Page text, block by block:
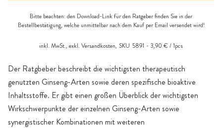
Der Ratgbeber beschreibt die wichtigsten therapeutisch
genutzten Ginseng-Arten sowie deren spezifische bioaktive
Inhaltsstoffe. Er gibt einen großen Überblick der wichtigsten
Wirkschwerpunkte der einzelnen Ginseng-Arten sowie
synergistischer Kombinationen mit weiteren
Bitte beachten: den Download-Link für den Ratgeber finden Sie in der
Bestellbestätigung, welche unmittelbar nach dem Kauf per Email versendet wird!
inkl. MwSt., exkl. Versandkosten, SKU 5891 3,90 € / 1pcs